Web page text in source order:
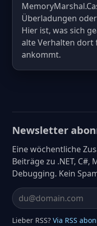
Überladungen
Hier ist, was sich
alte Verhalten dort
ankommt.
Newsletter
Eine wöchentliche
Beiträge zu .NET,
Debugging. Kein
Email address
Lieber RSS? Via RSS